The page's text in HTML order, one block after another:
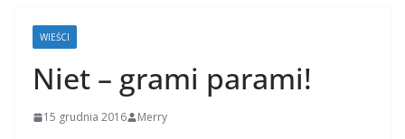
WIEŚCI
Niet – grami parami!
15 grudnia 2016 Merry